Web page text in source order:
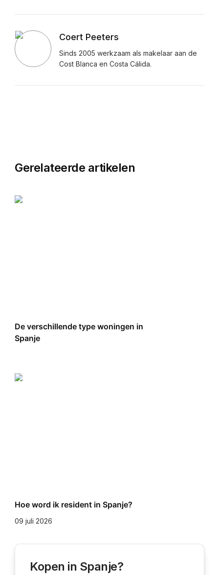
Coert Peeters
Sinds 2005 werkzaam als makelaar aan de
Cost Blanca en Costa Cálida.
Gerelateerde artikelen
De verschillende type woningen in
Spanje
Hoe word ik resident in Spanje?
09 juli 2026
Kopen in Spanje?